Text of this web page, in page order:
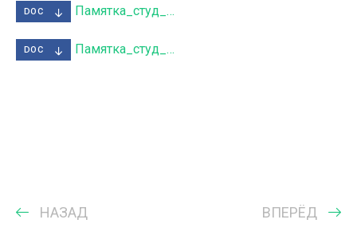
DOC Памятка_студ_стип_спорт_весна_2021.doc
DOC Памятка_студ_стип_учеба_весна_2021.doc
НАЗАД ВПЕРЁД